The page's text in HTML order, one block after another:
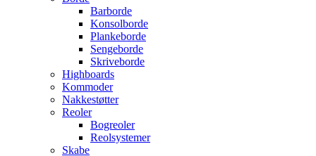
Barborde
Konsolborde
Plankeborde
Sengeborde
Skriveborde
Highboards
Kommoder
Nakkestøtter
Reoler
Bogreoler
Reolsystemer
Skabe